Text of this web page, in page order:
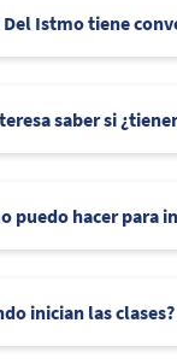
Del Istmo tiene
saber si
puedo hacer para
inician las clases?